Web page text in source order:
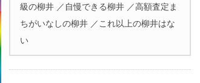
級の柳井 ／自慢できる柳井 ／高額査定ま
ちがいなしの柳井 ／これ以上の柳井はな
い